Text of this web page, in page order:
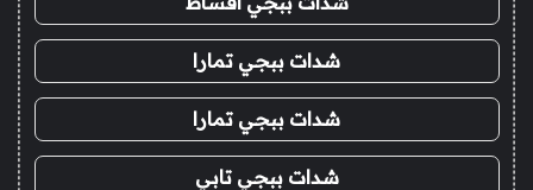
شدات ببجي تمارا
شدات ببجي تمارا
شدات ببجي تابي